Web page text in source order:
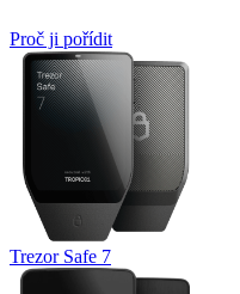
Proč ji pořídit
Trezor Safe 7